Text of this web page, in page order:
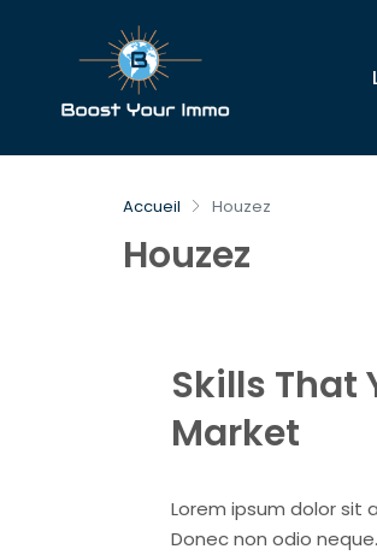
Accueil Houzez
Houzez
Skills That
Market
Lorem ipsum dolor sit
Donec non odio